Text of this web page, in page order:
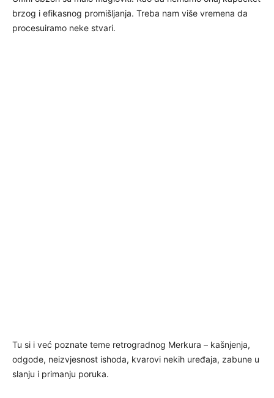
brzog i efikasnog promišljanja. Treba nam više vremena da
procesuiramo neke stvari.
Tu si i već poznate teme retrogradnog Merkura – kašnjenja,
odgode, neizvjesnost ishoda, kvarovi nekih uređaja, zabune u
slanju i primanju poruka.